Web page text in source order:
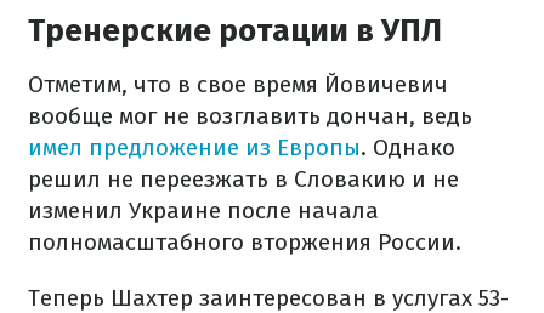
Тренерские ротации в УПЛ
Отметим, что в свое время Йовичевич
вообще мог не возглавить дончан, ведь
имел предложение из Европы. Однако
решил не переезжать в Словакию и не
изменил Украине после начала
полномасштабного вторжения России.
Теперь Шахтер заинтересован в услугах 53-